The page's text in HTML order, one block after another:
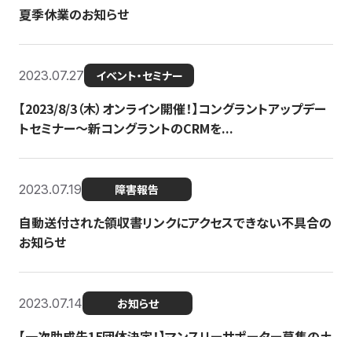
夏季休業のお知らせ
2023.07.27 イベント・セミナー
【2023/8/3（木）オンライン開催！】コングラントアップデー
トセミナー〜新コングラントのCRMを...
2023.07.19 障害報告
自動送付された領収書リンクにアクセスできない不具合の
お知らせ
2023.07.14 お知らせ